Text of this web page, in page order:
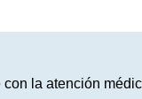
la atención